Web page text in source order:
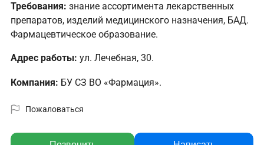
Требования: знание ассортимента лекарственных
препаратов, изделий медицинского назначения, БАД.
Фармацевтическое образование.
Адрес работы: ул. Лечебная, 30.
Компания: БУ СЗ ВО «Фармация».
Пожаловаться